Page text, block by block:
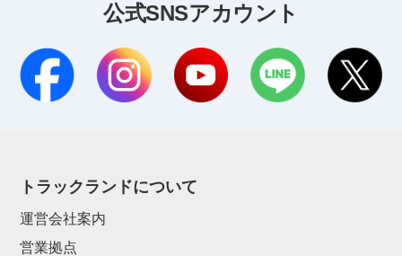
公式SNSアカウント
トラックランドについて
運営会社案内
営業拠点